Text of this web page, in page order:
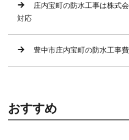
庄内宝町の防水工事は株式
対応
豊中市庄内宝町の防水工事
おすすめ